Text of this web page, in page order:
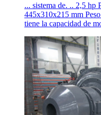
... sistema de. .. 2,5
445x310x215 mm
tiene la capacidad de